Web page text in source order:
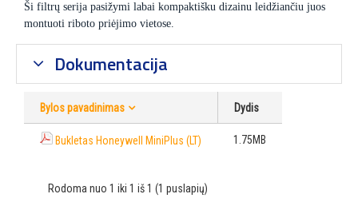
Ši filtrų serija pasižymi labai kompaktišku dizainu leidžiančiu juos
montuoti riboto priėjimo vietose.
Dokumentacija
Bylos pavadinimas Dydis
Bukletas Honeywell MiniPlus (LT) 1.75MB
Rodoma nuo 1 iki 1 iš 1 (1 puslapių)